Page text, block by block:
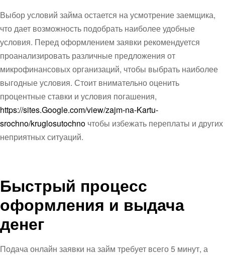
Выбор условий займа остается на усмотрение заемщика,
что дает возможность подобрать наиболее удобные
условия. Перед оформлением заявки рекомендуется
проанализировать различные предложения от
микрофинансовых организаций, чтобы выбрать наиболее
выгодные условия. Стоит внимательно оценить
процентные ставки и условия погашения,
https://sites.Google.com/view/zajm-na-Kartu-
srochno/kruglosutochno чтобы избежать переплаты и других
неприятных ситуаций.
Быстрый процесс
оформления и выдача
денег
Подача онлайн заявки на займ требует всего 5 минут, а